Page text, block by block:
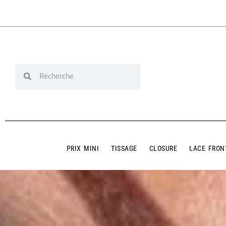
PRIX MINI TISSAGE CLOSURE LACE